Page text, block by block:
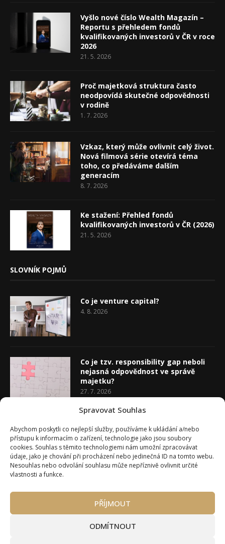
Spravovat Souhlas
Abychom poskytli co nejlepší služby, používáme k ukládání a/nebo
přístupu k informacím o zařízení, technologie jako jsou soubory
cookies. Souhlas s těmito technologiemi nám umožní zpracovávat
údaje, jako je chování při procházení nebo jedinečná ID na tomto webu.
Nesouhlas nebo odvolání souhlasu může nepříznivě ovlivnit určité
vlastnosti a funkce.
PŘÍJMOUT
ODMÍTNOUT
Vyšlo nové číslo Wealth Magazín –
Reportu s přehledem fondů
kvalifikovaných investorů v ČR v roce
2026
21. 5. 2026
Proč majetková struktura často
neodpovídá skutečné odpovědnosti
v rodině
1. 7. 2026
Vzkaz, který může ovlivnit celý život.
Nová filmová série otevírá téma
toho, co předáváme dalším
generacím
8. 7. 2026
Ke stažení: Přehled fondů
kvalifikovaných investorů v ČR (2026)
21. 5. 2026
SLOVNÍK POJMŮ
Co je venture capital?
4. 8. 2026
Co je tzv. responsibility gap neboli
nejasná odpovědnost ve správě
majetku?
27. 7. 2026
20. 7. 2026
O Wealth Magazínu Můj účet
Kontakty
Máte zájem o spolupráci?
Pravidla používání webu wmag.cz